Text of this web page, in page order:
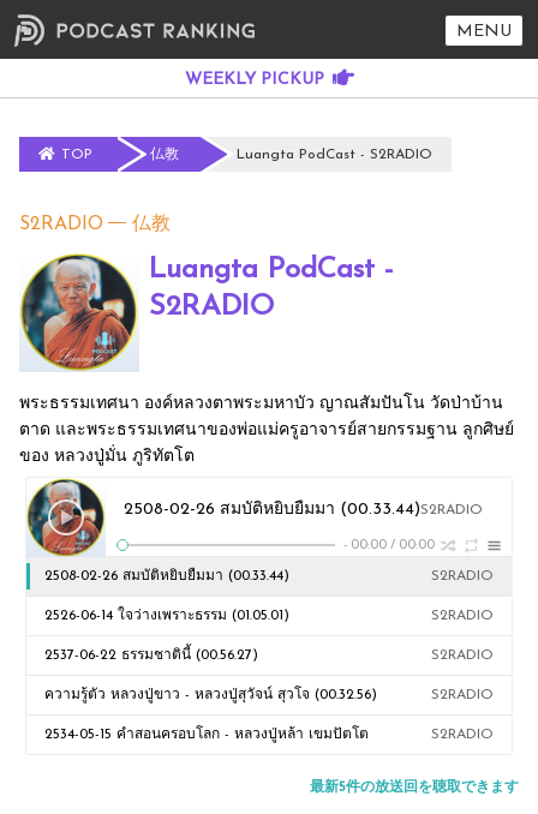
MENU
TOP 仏教 Luangta PodCast - S2RADIO
S2RADIO 仏教
Luangta PodCast -
S2RADIO
พระธรรมเทศนา องค์หลวงตาพระมหาบัว ญาณสัมปันโน วัดป่าบ้าน
ตาด และพระธรรมเทศนาของพ่อแม่ครูอาจารย์สายกรรมฐาน ลูกศิษย์
ของ หลวงปู่มั่น ภูริทัตโต
2508-02-26 สมบัติหยิบยืมมา (00.33.44)S2RADIO
- 00:00 / 00:00
2508-02-26 สมบัติหยิบยืมมา (00.33.44) S2RADIO
2526-06-14 ใจว่างเพราะธรรม (01.05.01) S2RADIO
2537-06-22 ธรรมชาตินี้ (00.56.27) S2RADIO
ความรู้ตัว หลวงปู่ขาว - หลวงปู่สุวัจน์ สุวโจ (00.32.56) S2RADIO
2534-05-15 คำสอนครอบโลก - หลวงปู่หล้า เขมปัตโต S2RADIO
最新5件の放送回を聴取できます